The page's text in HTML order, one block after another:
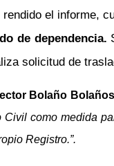
rendido el informe,
de dependencia.
solicitud de
Bolaño
como medida
Registro.”.